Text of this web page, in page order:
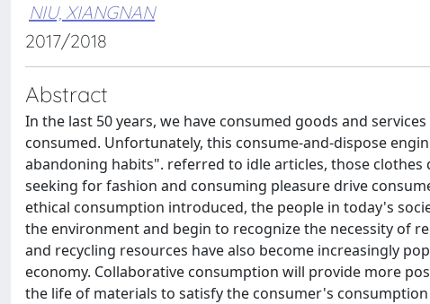
NIU, XIANGNAN
2017/2018
Abstract
In the last 50 years, we have consumed goods and
consumed. Unfortunately, this consume-and-dispose
abandoning habits". referred to idle articles, those
seeking for fashion and consuming pleasure drive
ethical consumption introduced, the people in today's
the environment and begin to recognize the necessity of
and recycling resources have also become increasingly
economy. Collaborative consumption will provide more
the life of materials to satisfy the consumer's